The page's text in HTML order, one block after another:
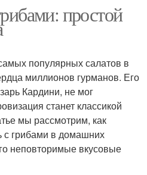
простой
популярных салатов в
миллионов гурманов. Его
Кардини, не мог
станет классикой
мы рассмотрим, как
с грибами в домашних
неповторимые вкусовые